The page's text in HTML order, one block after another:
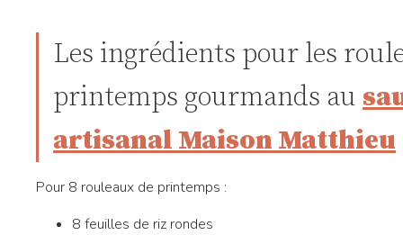
Les ingrédients pour les
printemps gourmands au
artisanal Maison Matthieu
Pour 8 rouleaux de printemps :
8 feuilles de riz rondes